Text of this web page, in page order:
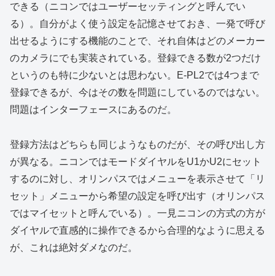
できる（ニコンではユーザーセッティングと呼んでい
る）。自分がよく使う設定を記憶させておき、一発で呼び
出せるようにする機能のことで、それ自体はどのメーカー
のカメラにでも実装されている。登録できる数が2つだけ
というのも特に少ないとは思わない。E-PL2では4つまで
登録できるが、今はその数を問題にしているのではない。
問題はインターフェースにあるのだ。
登録方法はどちらも同じようなものだが、その呼び出し方
が異なる。ニコンではモードダイヤルをU1かU2にセット
するのに対し、オリンパスではメニューを表示させて「リ
セット」メニューから希望の設定を呼び出す（オリンパス
ではマイセットと呼んでいる）。一見ニコンの方式の方が
ダイヤルで直感的に操作できるから合理的なように思える
が、これは絶対ダメなのだ。